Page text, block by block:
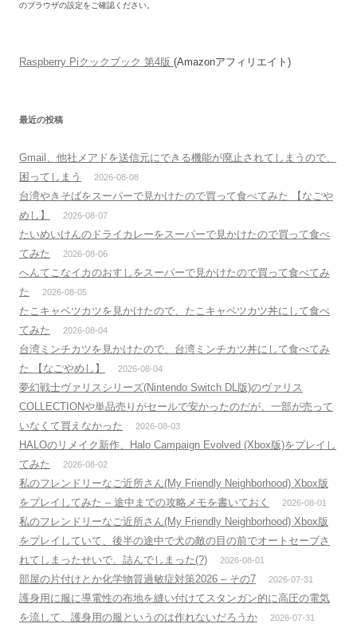
のブラウザの設定をご確認ください。
Raspberry Piクックブック 第4版 (Amazonアフィリエイト)
最近の投稿
Gmail、他社メアドを送信元にできる機能が廃止されてしまうので、
困ってしまう
2026-08-08
台湾やきそばをスーパーで見かけたので買って食べてみた 【なごや
めし】
2026-08-07
たいめいけんのドライカレーをスーパーで見かけたので買って食べ
てみた
2026-08-06
へんてこなイカのおすしをスーパーで見かけたので買って食べてみ
た
2026-08-05
たこキャベツカツを見かけたので、たこキャベツカツ丼にして食べ
てみた
2026-08-04
台湾ミンチカツを見かけたので、台湾ミンチカツ丼にして食べてみ
た 【なごやめし】
2026-08-04
夢幻戦士ヴァリスシリーズ(Nintendo Switch DL版)のヴァリス
COLLECTIONや単品売りがセールで安かったのだが、一部が売って
いなくて買えなかった
2026-08-03
HALOのリメイク新作、Halo Campaign Evolved (Xbox版)をプレイし
てみた
2026-08-02
私のフレンドリーなご近所さん(My Friendly Neighborhood) Xbox版
をプレイしてみた – 途中までの攻略メモを書いておく
2026-08-01
私のフレンドリーなご近所さん(My Friendly Neighborhood) Xbox版
をプレイしていて、後半の途中で犬の敵の目の前でオートセーブさ
れてしまったせいで、詰んでしまった(?)
2026-08-01
部屋の片付けとか化学物質過敏症対策2026 – その7 2026-07-31
護身用に服に導電性の布地を縫い付けてスタンガン的に高圧の電気
を流して、護身用の服というのは作れないだろうか
2026-07-31